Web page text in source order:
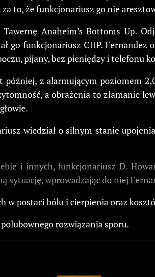
to, że funkcjonariusz go nie
Anaheim’s Bottoms Up.
go funkcjonariusz CHP. Fernandez
pijany, bez pieniędzy i telefonu
później, z alarmującym poziomem
a obrażenia to złamanie
wiedział o silnym stanie
i innych, funkcjonariusz D.
sytuację, wprowadzając do niej
w postaci bólu i cierpienia oraz
rozwiązania sporu.